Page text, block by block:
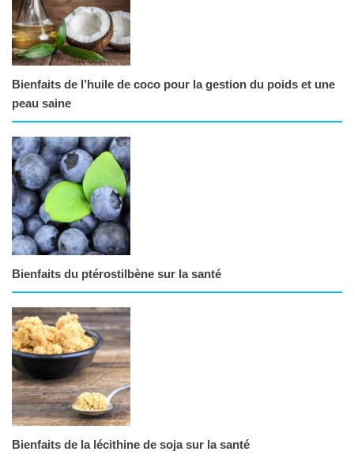
Bienfaits de l’huile de coco pour la gestion du poids et une
peau saine
Bienfaits du ptérostilbène sur la santé
Bienfaits de la lécithine de soja sur la santé